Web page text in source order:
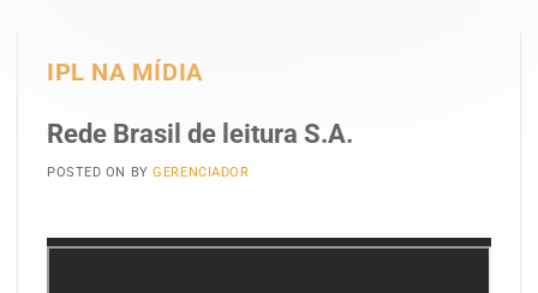
IPL NA MÍDIA
Rede Brasil de leitura S.A.
POSTED ON BYGERENCIADOR